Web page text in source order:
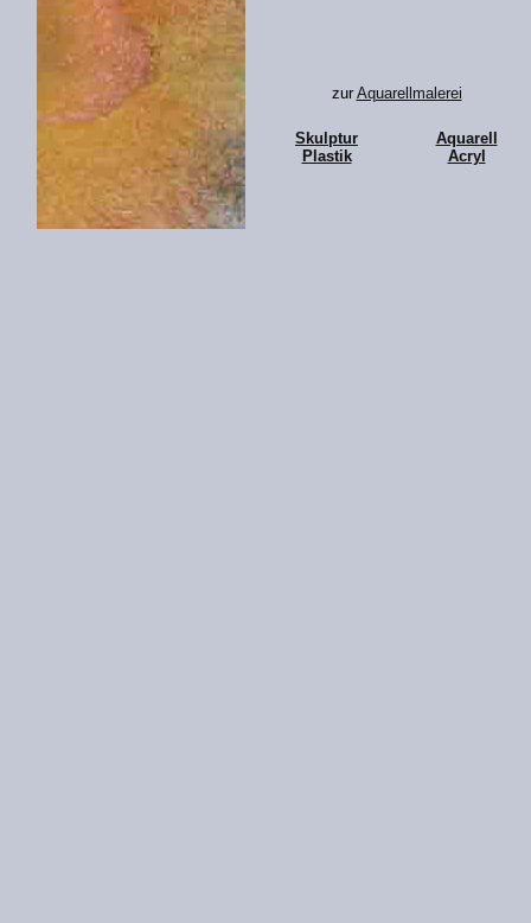
zur Aquarellmalerei
Skulptur
Plastik
Aquarell
Acryl